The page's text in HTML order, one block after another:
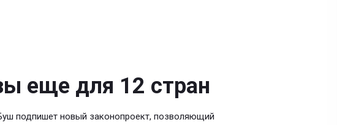
еще для 12 стран
подпишет новый законопроект, позволяющий